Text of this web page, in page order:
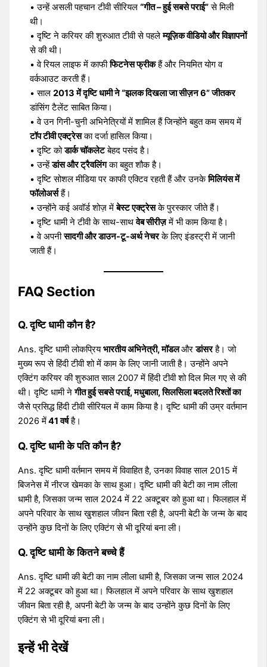
• उन्हें असली पहचान टीवी सीरियल“गीत – हुई सबसे पराई”से मिली
थी।
• दृष्टि ने करियर की शुरुआत टीवी से पहलेम्यूज़िक वीडियो और विज्ञापनों
से की थी।
• वे रियल लाइफ में काफीफिटनेस फ्रीकहैं और नियमित योग व
वर्कआउट करती हैं।
• साल2013 में दृष्टि धामी ने “झलक दिखला जा सीज़न 6” जीतकर
डांसिंग टैलेंट साबित किया।
• वे उन गिनी-चुनी अभिनेत्रियों में शामिल हैं जिन्होंने बहुत कम समय में
टॉप टीवी एक्ट्रेसका दर्जा हासिल किया।
• दृष्टि कोडार्क चॉकलेटबेहद पसंद है।
• उन्हेंडांस और ट्रैवलिंगका बहुत शौक है।
• दृष्टि सोशल मीडिया पर काफी एक्टिव रहती हैं और उनकेमिलियंस में
फॉलोअर्सहैं।
• उन्होंने कई अवॉर्ड शोज़ मेंबेस्ट एक्ट्रेसके पुरस्कार जीते हैं।
• दृष्टि धामी ने टीवी के साथ-साथवेब सीरीज़में भी काम किया है।
• वे अपनीसादगी और डाउन-टू-अर्थ नेचरके लिए इंडस्ट्री में जानी
जाती हैं।
FAQ Section
Q. दृष्टि धामी कौन है?
Ans. दृष्टि धामी लोकप्रियभारतीय अभिनेत्री, मॉडलऔरडांसरहै। जो
मुख्य रूप से हिंदी टीवी शो में काम के लिए जानी जाती है। उन्होंने अपने
एक्टिंग करियर की शुरुआत साल 2007 में हिंदी टीवी शो दिल मिल गए से की
थी। दृष्टि धामी नेगीत हुई सबसे पराई, मधुबाला, सिलसिला बदलते रिश्तों का
जैसे प्रसिद्ध हिंदी टीवी सीरियल में काम किया है। दृष्टि धामी की उम्र वर्तमान
2026 में41 वर्षहै।
Q. दृष्टि धामी के पति कौन है?
Ans. दृष्टि धामी वर्तमान समय में विवाहित है, उनका विवाह साल 2015 में
बिजनेस में नीरज खेमका के साथ हुआ। दृष्टि धामी की बेटी का नाम लीला
धामी है, जिसका जन्म साल 2024 में 22 अक्टूबर को हुआ था। फिलहाल में
अपने परिवार के साथ खुशहाल जीवन बिता रही है, अपनी बेटी के जन्म के बाद
उन्होंने कुछ दिनों के लिए एक्टिंग से भी दूरियां बना ली।
Q. दृष्टि धामी के कितने बच्चे हैं
Ans. दृष्टि धामी की बेटी का नाम लीला धामी है, जिसका जन्म साल 2024
में 22 अक्टूबर को हुआ था। फिलहाल में अपने परिवार के साथ खुशहाल
जीवन बिता रही है, अपनी बेटी के जन्म के बाद उन्होंने कुछ दिनों के लिए
एक्टिंग से भी दूरियां बना ली।
इन्हें भी देखें